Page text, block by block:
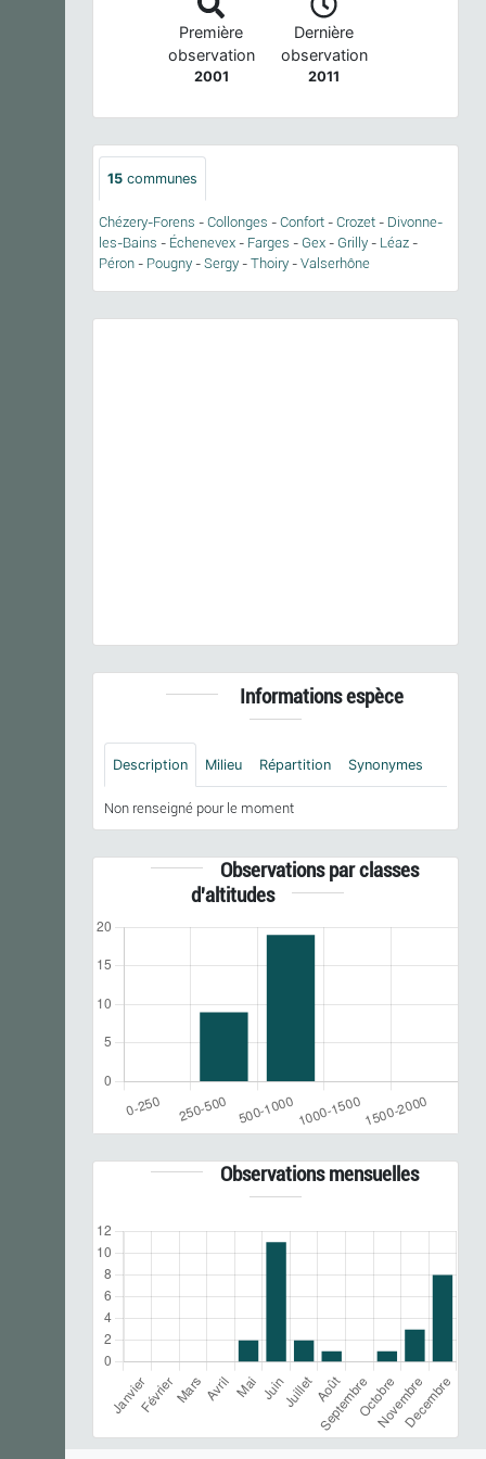
Première
observation
2001
Dernière
observation
2011
15 communes
Chézery-Forens - Collonges - Confort - Crozet - Divonne-
les-Bains - Échenevex - Farges - Gex - Grilly - Léaz -
Péron - Pougny - Sergy - Thoiry - Valserhône
Informations espèce
Description Milieu Répartition Synonymes
Non renseigné pour le moment
Observations par classes
d'altitudes
Observations mensuelles